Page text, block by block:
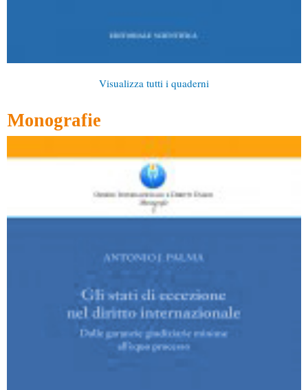
Visualizza tutti i quaderni
Monografie